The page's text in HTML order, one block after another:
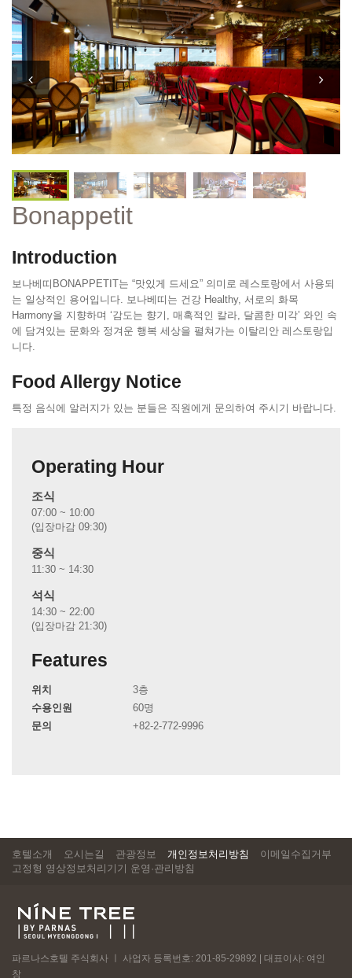
Bonappetit
Introduction
보나베띠BONAPPETIT는 “맛있게 드세요” 의미로 레스토랑에서 사용되
는 일상적인 용어입니다. 보나베띠는 건강 Healthy, 서로의 화목
Harmony을 지향하며 ‘감도는 향기, 매혹적인 칼라, 달콤한 미각’ 와인 속
에 담겨있는 문화와 정겨운 행복 세상을 펼쳐가는 이탈리안 레스토랑입
니다.
Food Allergy Notice
특정 음식에 알러지가 있는 분들은 직원에게 문의하여 주시기 바랍니다.
Operating Hour
조식
07:00 ~ 10:00
(입장마감 09:30)
중식
11:30 ~ 14:30
석식
14:30 ~ 22:00
(입장마감 21:30)
Features
위치
3층
수용인원
60명
문의
+82-2-772-9996
호텔소개 오시는길 관광정보 개인정보처리방침
이메일수집거부
고정형 영상정보처리기기 운영·관리방침
파르나스호텔 주식회사 ㅣ 사업자 등록번호: 201-85-29892 | 대표이사: 여인
창